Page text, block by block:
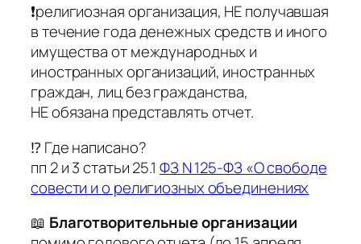
❗️религиозная организация, НЕ получавшая
в течение года денежных средств и иного
имущества от международных и
иностранных организаций, иностранных
граждан, лиц без гражданства,
НЕ обязана представлять отчет.
⁉️ Где написано?
пп 2 и 3 статьи 25.1 ФЗ N 125-ФЗ «О свободе
совести и о религиозных объединениях
📖 Благотворительные организации